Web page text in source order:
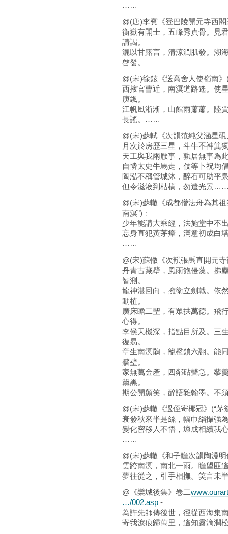
……
@(唐)李賓《登巴陵開元寺西
衡嶽有開士，五峰秀貞骨。見
請謁。
灑以甘露言，清涼潤肌發。湖
啓發。
@(宋)徐鉉《送高舍人使嶺南》
西掖官曹近，南溟道路遙。使
庾飄。
江帆風淅淅，山館雨蕭蕭。陸
長謠。……
@(宋)蘇軾《次韻范純父涵星
月次於房歷三星，斗牛不神箕
天工與我兩厭事，孰居無事為
自憐太史牛馬走，伎等卜祝均
陶泓不稱管城沐，醉石可助平
但令滋液到枯槁，勿遣光景
@(宋)蘇轍《成都僧法舟為其
南溟”)﹕
少年能講大乘經，法施堂中不
忘身直犯黃茅瘴，滿意初成白
……
@(宋)蘇轍《次韻張禹直開元
丹青古藏壁，風雨飽侵藻。拂
智測。
龍神湛回向，擁衛立劍戟。依
動植。
廣床瞻二聖，有眾拱萬德。飛
心得。
李侯天機深，指點目所及。三
復易。
章生南溟鶻，籠檻鎖六翮。能
牆壁。
家無萬金產，四鄰砧聲急。藜
黛黑。
期公開顏笑，醉語雜翰墨。不
@(宋)蘇轍《過侄寄椰冠》(“茅
衰發秋來半是絲，幅巾緇撮強
變化密移人不悟，壞成相續我
……
@(宋)蘇轍《和子瞻次韻陶淵
雲跨南溟，南北一雨。瞻望匪
夢往從之，引手相撫。笑言未
@《欒城後集》卷二
…/002.asp -
為許先師傳後世，徑從西海集
寄我淚痕歸萬里，遙知露滴澗